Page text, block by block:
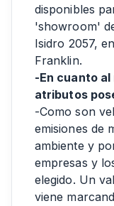
disponibles
'showroom'
Isidro 2057,
Franklin.
-En cuanto al
atributos
-Como son
emisiones de
ambiente y
empresas y
elegido. Un
viene